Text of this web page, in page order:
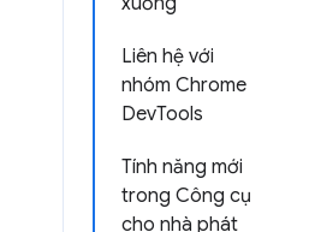
Liên hệ với
nhóm Chrome
DevTools
Tính năng mới
trong Công cụ
cho nhà phát